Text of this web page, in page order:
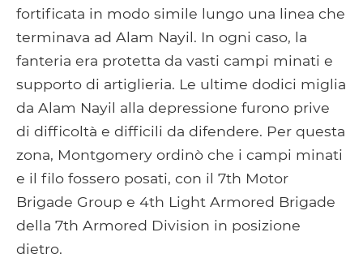
fortificata in modo simile lungo una linea che
terminava ad Alam Nayil. In ogni caso, la
fanteria era protetta da vasti campi minati e
supporto di artiglieria. Le ultime dodici miglia
da Alam Nayil alla depressione furono prive
di difficoltà e difficili da difendere. Per questa
zona, Montgomery ordinò che i campi minati
e il filo fossero posati, con il 7th Motor
Brigade Group e 4th Light Armored Brigade
della 7th Armored Division in posizione
dietro.